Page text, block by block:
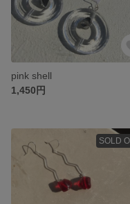
pink shell
1,450円
SOLD